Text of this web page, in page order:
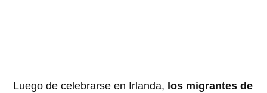
Luego de celebrarse en Irlanda, los migrantes de